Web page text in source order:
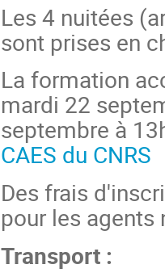
Les 4 nuitées
sont prises en
La formation
mardi 22
septembre à
CAES du CNRS
Des frais
pour les agents
Transport :